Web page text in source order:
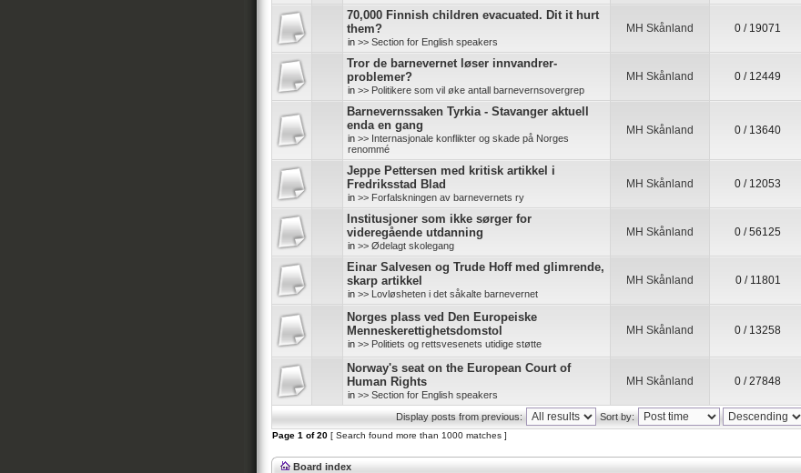
70,000 Finnish children evacuated. Dit it hurt
them?
in >> Section for English speakers
MH Skånland 0 / 19071
Tror de barnevernet løser innvandrer-
problemer?
in >> Politikere som vil øke antall barnevernsovergrep
MH Skånland 0 / 12449
Barnevernssaken Tyrkia - Stavanger aktuell
enda en gang
in >> Internasjonale konflikter og skade på Norges
renommé
MH Skånland 0 / 13640
Jeppe Pettersen med kritisk artikkel i
Fredriksstad Blad
in >> Forfalskningen av barnevernets ry
MH Skånland 0 / 12053
Institusjoner som ikke sørger for
videregående utdanning
in >> Ødelagt skolegang
MH Skånland 0 / 56125
Einar Salvesen og Trude Hoff med glimrende,
skarp artikkel
in >> Lovløsheten i det såkalte barnevernet
MH Skånland 0 / 11801
Norges plass ved Den Europeiske
Menneskerettighetsdomstol
in >> Politiets og rettsvesenets utidige støtte
MH Skånland 0 / 13258
Norway's seat on the European Court of
Human Rights
in >> Section for English speakers
MH Skånland 0 / 27848
Display posts from previous: Sort by:
Page 1 of20 [ Search found more than 1000 matches ]
Board index